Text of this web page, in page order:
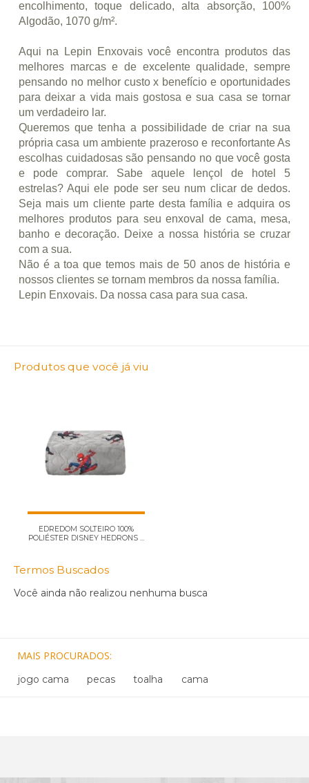
encolhimento, toque delicado, alta absorção, 100%
Algodão, 1070 g/m².
Aqui na Lepin Enxovais você encontra produtos das
melhores marcas e de excelente qualidade, sempre
pensando no melhor custo x benefício e oportunidades
para deixar a vida mais gostosa e sua casa se tornar
um verdadeiro lar.
Queremos que tenha a possibilidade de criar na sua
própria casa um ambiente prazeroso e reconfortante As
escolhas cuidadosas são pensando no que você gosta
e pode comprar. Sabe aquele lençol de hotel 5
estrelas? Aqui ele pode ser seu num clicar de dedos.
Seja mais um cliente parte desta família e adquira os
melhores produtos para seu enxoval de cama, mesa,
banho e decoração. Deixe a nossa história se cruzar
com a sua.
Não é a toa que temos mais de 50 anos de história e
nossos clientes se tornam membros da nossa família.
Lepin Enxovais. Da nossa casa para sua casa.
Produtos que você já viu
EDREDOM SOLTEIRO 100%
POLIÉSTER DISNEY HEDRONS ...
Termos Buscados
Você ainda não realizou nenhuma busca
MAIS PROCURADOS
jogo cama pecas toalha cama